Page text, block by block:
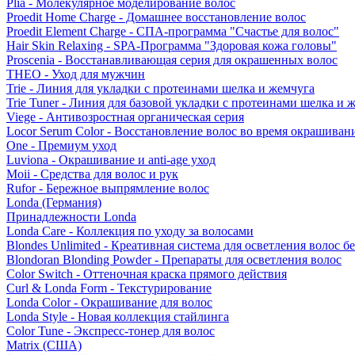
Plia - Молекулярное моделирование волос
Proedit Home Charge - Домашнее восстановление волос
Proedit Element Charge - СПА-программа "Счастье для волос"
Hair Skin Relaxing - SPA-Программа "Здоровая кожа головы"
Proscenia - Восстанавливающая серия для окрашенных волос
THEO - Уход для мужчин
Trie - Линия для укладки с протеинами шелка и жемчуга
Trie Tuner - Линия для базовой укладки с протеинами шелка и
Viege - Антивозростная органическая серия
Locor Serum Color - Восстановление волос во время
One - Премиум уход
Luviona - Окрашивание и anti-age уход
Moii - Средства для волос и рук
Rufor - Бережное выпрямление волос
Londa (Германия)
Принадлежности Londa
Londa Care - Коллекция по уходу за волосами
Blondes Unlimited - Креативная система для осветления волос
Blondoran Blonding Powder - Препараты для осветления волос
Color Switch - Оттеночная краска прямого действия
Curl & Londa Form - Текстурирование
Londa Color - Окрашивание для волос
Londa Style - Новая коллекция стайлинга
Color Tune - Экспресс-тонер для волос
Matrix (США)